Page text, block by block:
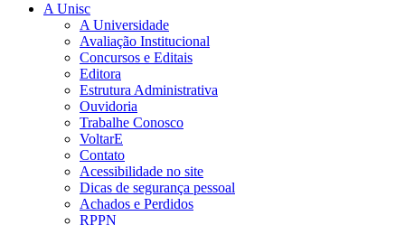
A Unisc
A Universidade
Avaliação Institucional
Concursos e Editais
Editora
Estrutura Administrativa
Ouvidoria
Trabalhe Conosco
VoltarE
Contato
Acessibilidade no site
Dicas de segurança pessoal
Achados e Perdidos
RPPN